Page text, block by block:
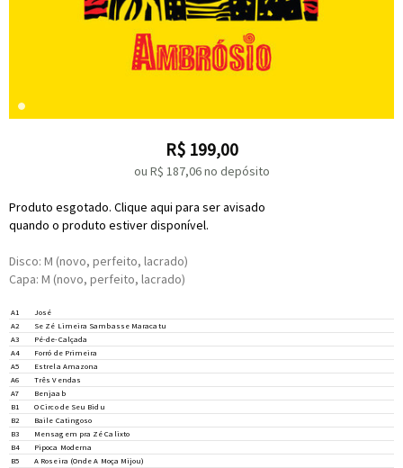
R$ 199,00
ou R$ 187,06no depósito
Produto esgotado. Clique aqui para ser avisado
quando o produto estiver disponível.
Disco: M (novo, perfeito, lacrado)
Capa: M (novo, perfeito, lacrado)
A1
José
A2
Se Zé Limeira Sambasse Maracatu
A3
Pé-de-Calçada
A4
Forró de Primeira
A5
Estrela Amazona
A6
Três Vendas
A7
Benjaab
B1
O Circo de Seu Bidu
B2
Baile Catingoso
B3
Mensagem pra Zé Calixto
B4
Pipoca Moderna
B5
A Roseira (Onde A Moça Mijou)